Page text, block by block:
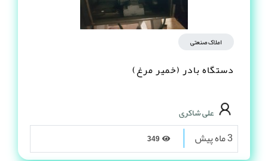
املاک صنعتی
دستگاه بادر (خمیر مرغ)
علی شاکری
3 ماه پیش